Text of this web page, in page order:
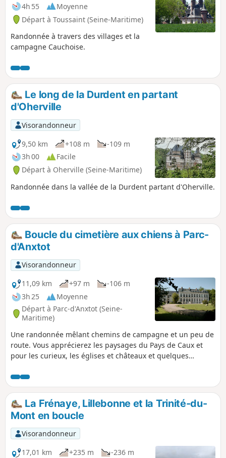
4h 55
Moyenne
Départ à Toussaint (Seine-Maritime)
Randonnée à travers des villages et la
campagne Cauchoise.
Le long de la Durdent en partant
d'Oherville
Visorandonneur
9,50 km
+108 m
-109 m
3h 00
Facile
Départ à Oherville (Seine-Maritime)
Randonnée dans la vallée de la Durdent partant d'Oherville.
Boucle du cimetière aux chiens à Parc-
d'Anxtot
Visorandonneur
11,09 km
+97 m
-106 m
3h 25
Moyenne
Départ à Parc-d'Anxtot (Seine-
Maritime)
Une randonnée mêlant chemins de campagne et un peu de
route. Vous apprécierez les paysages du Pays de Caux et
pour les curieux, les églises et châteaux et quelques
pourrez faire une halte au bar de Gommerville... et enfin,
curiosité atypique de ce parcours : le cimetière aux chiens.
La Frénaye, Lillebonne et la Trinité-du-
Mont en boucle
Visorandonneur
17,01 km
+235 m -236 m